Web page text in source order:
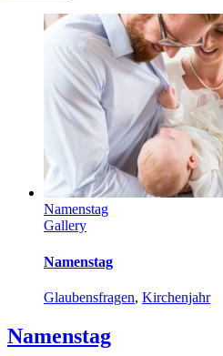
Namenstag
Gallery
Namenstag
Glaubensfragen, Kirchenjahr
Namenstag